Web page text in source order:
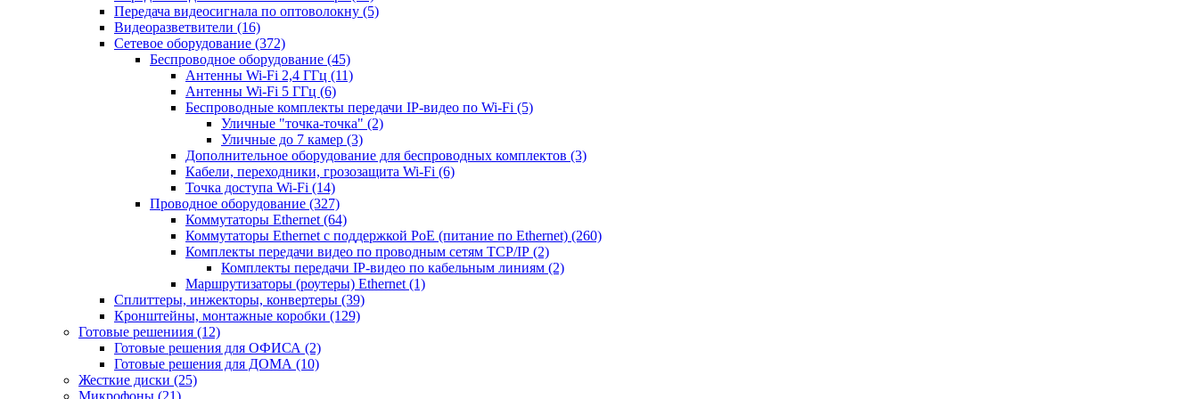
Передача видеосигнала по оптоволокну (5)
Видеоразветвители (16)
Сетевое оборудование (372)
Беспроводное оборудование (45)
Антенны Wi-Fi 2,4 ГГц (11)
Антенны Wi-Fi 5 ГГц (6)
Беспроводные комплекты передачи IP-видео по Wi-Fi (5)
Уличные "точка-точка" (2)
Уличные до 7 камер (3)
Дополнительное оборудование для беспроводных комплектов (3)
Кабели, переходники, грозозащита Wi-Fi (6)
Точка доступа Wi-Fi (14)
Проводное оборудование (327)
Коммутаторы Ethernet (64)
Коммутаторы Ethernet с поддержкой PoE (питание по Ethernet) (260)
Комплекты передачи видео по проводным сетям TCP/IP (2)
Комплекты передачи IP-видео по кабельным линиям (2)
Маршрутизаторы (роутеры) Ethernet (1)
Сплиттеры, инжекторы, конвертеры (39)
Кронштейны, монтажные коробки (129)
Готовые решениия (12)
Готовые решения для ОФИСА (2)
Готовые решения для ДОМА (10)
Жесткие диски (25)
Микрофоны (21)